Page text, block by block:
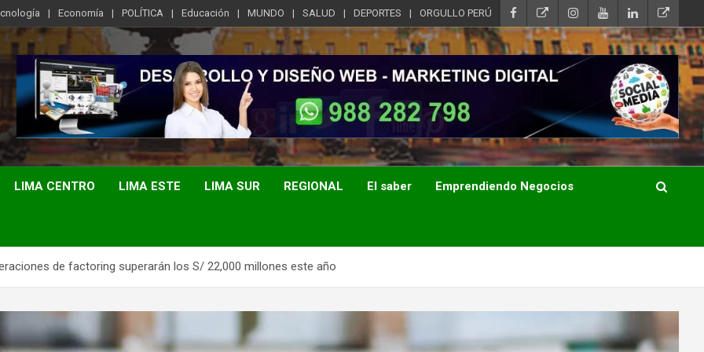
Economía POLÍTICA Educación MUNDO SALUD DEPORTES ORGULLO PERÚ
LIMA CENTRO LIMA ESTE LIMA SUR REGIONAL El saber Emprendiendo Negocios
de factoring superarán los S/ 22,000 millones este año